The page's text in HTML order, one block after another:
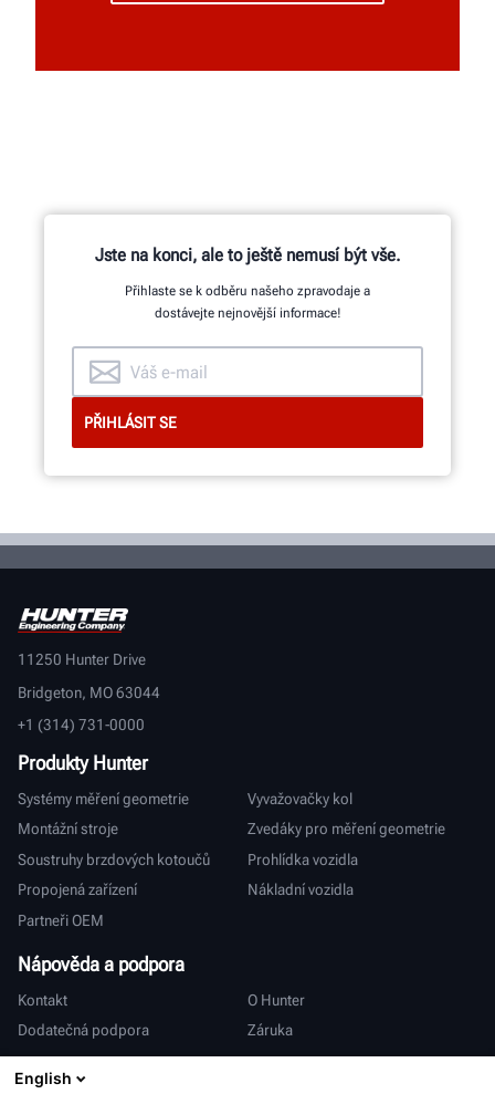
Jste na konci, ale to ještě nemusí být vše.
Přihlaste se k odběru našeho zpravodaje a
dostávejte nejnovější informace!
11250 Hunter Drive
Bridgeton, MO 63044
+1 (314) 731-0000
Produkty Hunter
Systémy měření geometrie
Vyvažovačky kol
Montážní stroje
Zvedáky pro měření geometrie
Soustruhy brzdových kotoučů
Prohlídka vozidla
Propojená zařízení
Nákladní vozidla
Partneři OEM
Nápověda a podpora
Kontakt
O Hunter
Dodatečná podpora
Záruka
Mezinárodní
English